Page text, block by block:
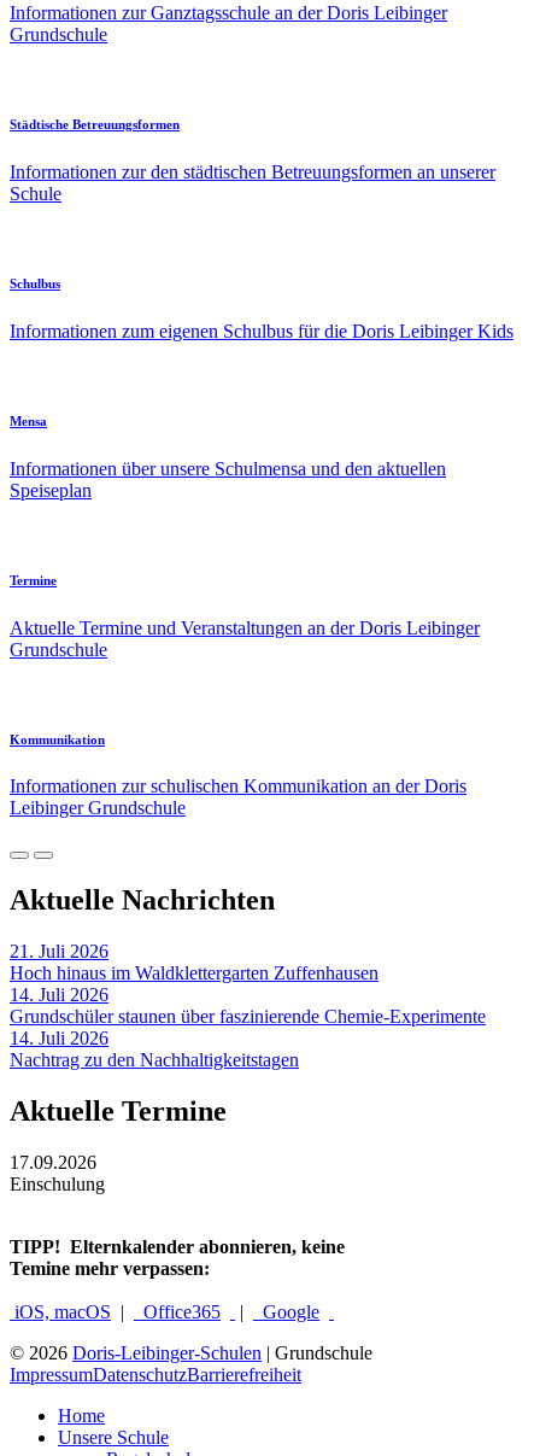
Informationen zur Ganztagsschule an der Doris Leibinger
Grundschule
Städtische Betreuungsformen
Informationen zur den städtischen Betreuungsformen an unserer
Schule
Schulbus
Informationen zum eigenen Schulbus für die Doris Leibinger Kids
Mensa
Informationen über unsere Schulmensa und den aktuellen
Speiseplan
Termine
Aktuelle Termine und Veranstaltungen an der Doris Leibinger
Grundschule
Kommunikation
Informationen zur schulischen Kommunikation an der Doris
Leibinger Grundschule
Aktuelle Nachrichten
21. Juli 2026
Hoch hinaus im Waldklettergarten Zuffenhausen
14. Juli 2026
Grundschüler staunen über faszinierende Chemie-Experimente
14. Juli 2026
Nachtrag zu den Nachhaltigkeitstagen
Aktuelle Termine
17.09.2026
Einschulung
TIPP! Elternkalender abonnieren, keine
Temine mehr verpassen:
iOS, macOS | Office365 |
Google
© 2026 Doris-Leibinger-Schulen | Grundschule
ImpressumDatenschutzBarrierefreiheit
Home
Unsere Schule